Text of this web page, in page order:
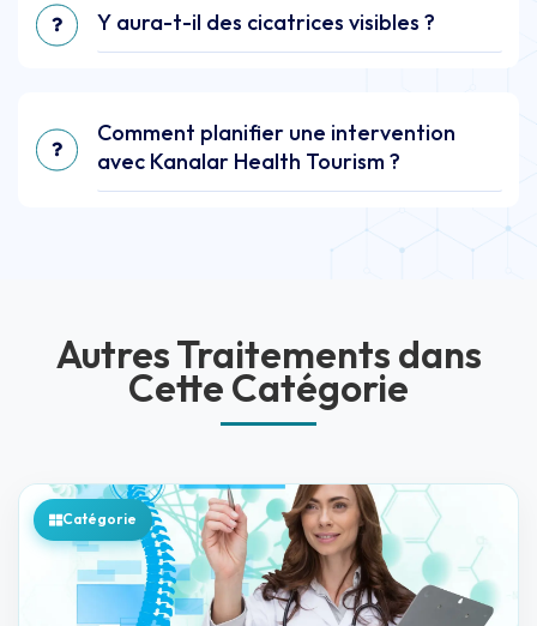
Y aura-t-il des cicatrices visibles ?
Comment planifier une intervention
avec Kanalar Health Tourism ?
Autres Traitements dans
Cette Catégorie
Catégorie